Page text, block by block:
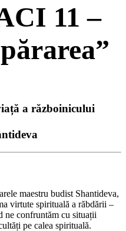
11 –
a războinicului
maestru budist Shantideva,
virtute spirituală a răbdării –
ne confruntăm cu situații
pe calea spirituală.